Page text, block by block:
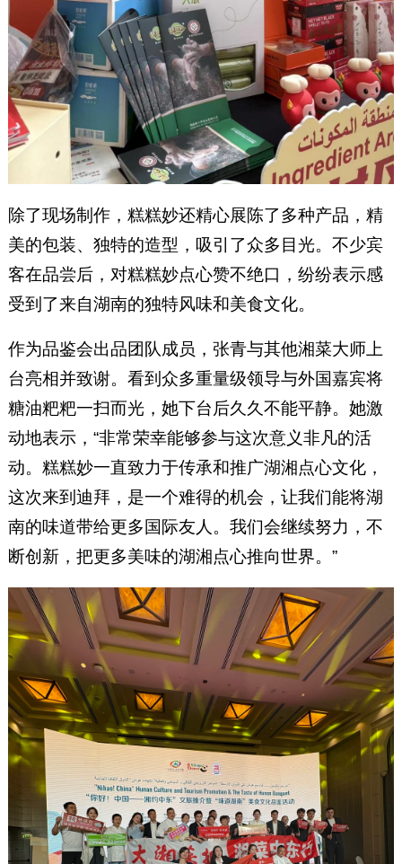
除了现场制作，糕糕妙还精心展陈了多种产品，精
美的包装、独特的造型，吸引了众多目光。不少宾
客在品尝后，对糕糕妙点心赞不绝口，纷纷表示感
受到了来自湖南的独特风味和美食文化。
作为品鉴会出品团队成员，张青与其他湘菜大师上
台亮相并致谢。看到众多重量级领导与外国嘉宾将
糖油粑粑一扫而光，她下台后久久不能平静。她激
动地表示，“非常荣幸能够参与这次意义非凡的活
动。糕糕妙一直致力于传承和推广湖湘点心文化，
这次来到迪拜，是一个难得的机会，让我们能将湖
南的味道带给更多国际友人。我们会继续努力，不
断创新，把更多美味的湖湘点心推向世界。”